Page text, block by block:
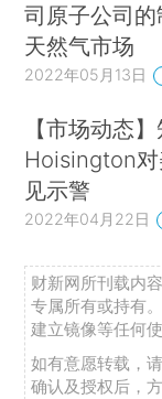
司原子公司
天然气市场
2022年05月13日
【市场动态
Hoisington
见示警
2022年04月22日
财新网所刊载内
专属所有或持有
建立镜像等任何使
如有意愿转载，
确认及授权后，方